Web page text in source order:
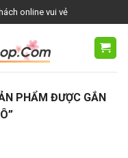
online vui vẻ
PHẨM ĐƯỢC GẮN